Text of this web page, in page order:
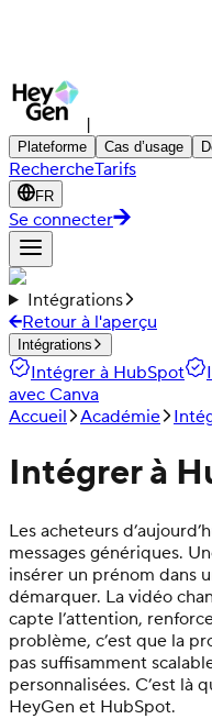
|
Plateforme Cas d’usage
RechercheTarifs
FR
Se connecter
Intégrations
Retour à l'aperçu
Intégrations
Intégrer à HubSpot
avec Canva
Accueil
Académie
Intégrer à
Les acheteurs
messages génériques.
insérer un prénom dans
démarquer. La vidéo
capte l’attention,
problème, c’est que la
pas suffisamment
personnalisées. C’est là
HeyGen et HubSpot.